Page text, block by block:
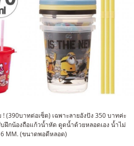
(390บาทต่อเซ็ต) เฉพาะลายอังปัง 350 บาทค่ะ
กน้องถือแก้วน้ำหัด ดูดน้ำด้วยหลอดเอง น้ำไม่
MM. (ขนาดพอดีหลอด)